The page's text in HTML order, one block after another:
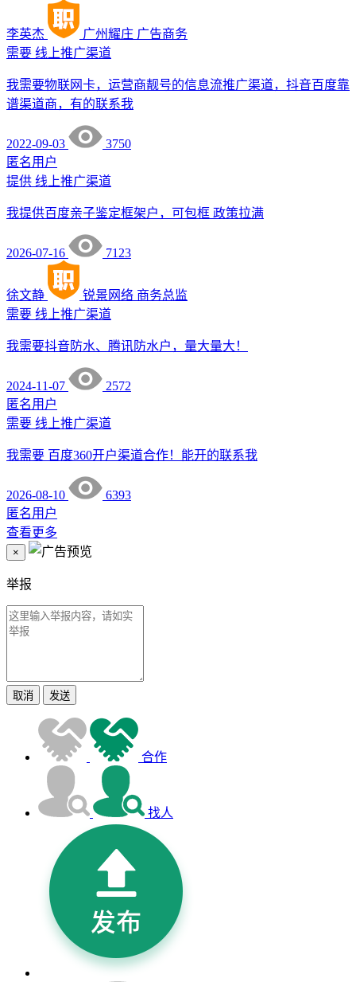
李英杰 广州耀庄 广告商务
需要 线上推广渠道
我需要物联网卡，运营商靓号的信息流推广渠道，抖音百度靠
谱渠道商，有的联系我
2022-09-03
3750
匿名用户
提供 线上推广渠道
我提供百度亲子鉴定框架户，可包框 政策拉满
2026-07-16 7123
徐文静 锐景网络 商务总监
需要 线上推广渠道
我需要抖音防水、腾讯防水户，量大量大！
2024-11-07
2572
匿名用户
需要 线上推广渠道
我需要 百度360开户渠道合作！能开的联系我
2026-08-10
6393
匿名用户
查看更多
×
举报
取消 发送
合作
找人